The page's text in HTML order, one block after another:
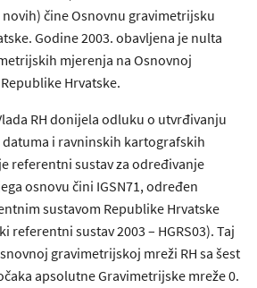
novih) čine Osnovnu gravimetrijsku
Godine 2003. obavljena je nulta
mjerenja na Osnovnoj
Hrvatske.
RH donijela odluku o utvrđivanju
i ravninskih kartografskih
referentni sustav za određivanje
osnovu čini IGSN71, određen
sustavom Republike Hrvatske
referentni sustav 2003 – HGRS03). Taj
gravimetrijskoj mreži RH sa šest
apsolutne Gravimetrijske mreže 0.